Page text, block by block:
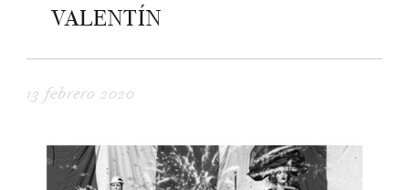
VALENTÍN
13 febrero 2020